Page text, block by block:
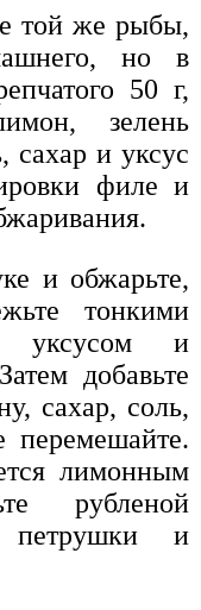
той же рыбы,
но в
50 г,
зелень
сахар и уксус
филе и
и обжарьте,
тонкими
уксусом и
добавьте
сахар, соль,
перемешайте.
лимонным
рубленой
петрушки и